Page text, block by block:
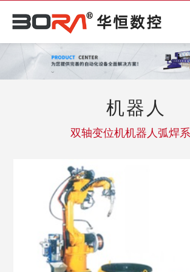
机器人
双轴变位机机器人弧焊